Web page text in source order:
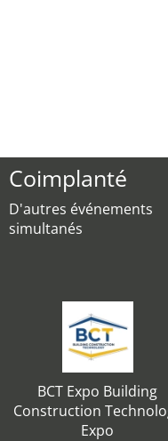
Coimplanté
D'autres événements
simultanés
BCT Expo Building
Construction
Expo